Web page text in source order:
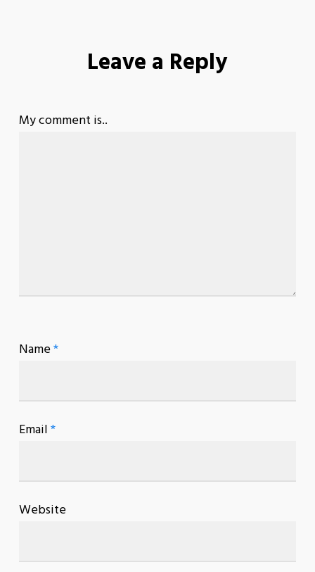
Leave a Reply
My comment is..
Name*
Email*
Website